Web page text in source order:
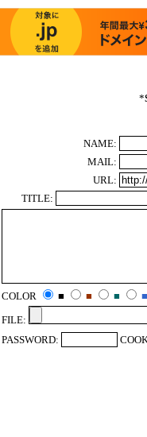
*
NAME:
MAIL:
URL:
TITLE:
COLOR ■ ■ ■
■
FILE:
PASSWORD: